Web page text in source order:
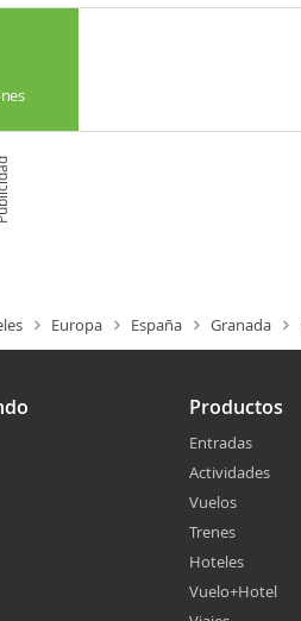
Europa España Granada
Productos
Entradas
Actividades
Vuelos
Trenes
Hoteles
Vuelo+Hotel